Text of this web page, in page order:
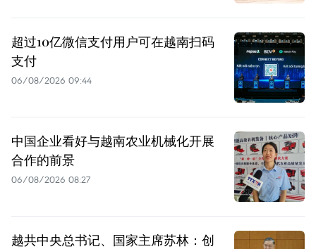
超过10亿微信支付用户可在越南扫码
支付
06/08/2026 09:44
中国企业看好与越南农业机械化开展
合作的前景
06/08/2026 08:27
越共中央总书记、国家主席苏林：创